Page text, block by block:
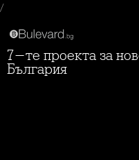
/
7-те проекта за ново туристическо лого на
България